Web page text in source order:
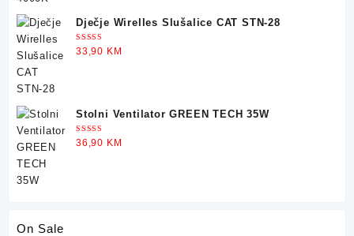
Dječje Wirelles Slušalice CAT STN-28
Ocjenjeno
5.00od 5
33,90 KM
Stolni Ventilator GREEN TECH 35W
Ocjenjeno
5.00od 5
36,90 KM
On Sale